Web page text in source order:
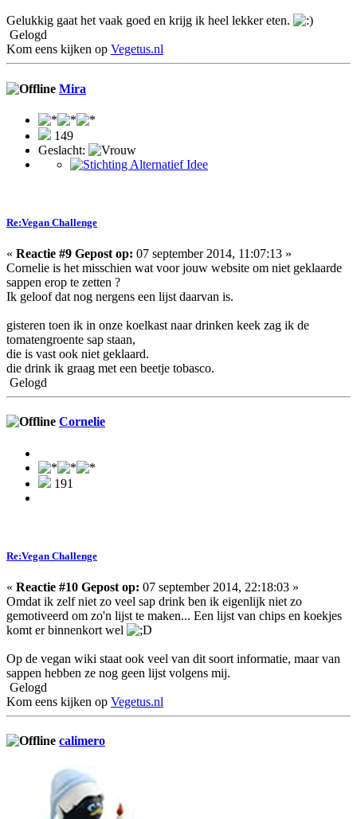
Gelukkig gaat het vaak goed en krijg ik heel lekker eten.
Gelogd
Kom eens kijken op Vegetus.nl
Mira
149
Geslacht:
Re:Vegan Challenge
« Reactie #9 Gepost op: 07 september 2014, 11:07:13 »
Cornelie is het misschien wat voor jouw website om niet geklaarde
sappen erop te zetten ?
Ik geloof dat nog nergens een lijst daarvan is.
gisteren toen ik in onze koelkast naar drinken keek zag ik de
tomatengroente sap staan,
die is vast ook niet geklaard.
die drink ik graag met een beetje tobasco.
Gelogd
Cornelie
191
Re:Vegan Challenge
« Reactie #10 Gepost op: 07 september 2014, 22:18:03 »
Omdat ik zelf niet zo veel sap drink ben ik eigenlijk niet zo
gemotiveerd om zo'n lijst te maken... Een lijst van chips en koekjes
komt er binnenkort wel
Op de vegan wiki staat ook veel van dit soort informatie, maar van
sappen hebben ze nog geen lijst volgens mij.
Gelogd
Kom eens kijken op Vegetus.nl
calimero